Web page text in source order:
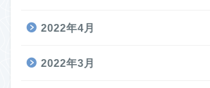
2022年4月
2022年3月